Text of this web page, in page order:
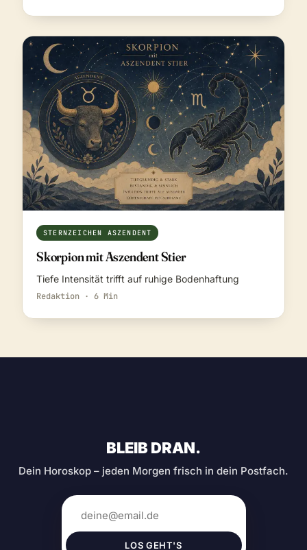
STERNZEICHEN ASZENDENT
Skorpion mit Aszendent Stier
Tiefe Intensität trifft auf ruhige Bodenhaftung
Redaktion · 6 Min
BLEIB DRAN.
Dein Horoskop – jeden Morgen frisch in dein Postfach.
LOS GEHT'S